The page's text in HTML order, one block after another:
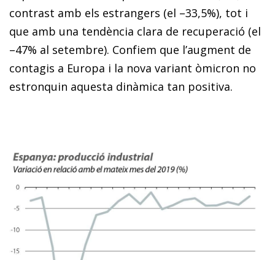
contrast amb els estrangers (el –33,5%), tot i
que amb una tendència clara de recuperació (el
–47% al setembre). Confiem que l’augment de
contagis a Europa i la nova variant òmicron no
estronquin aquesta dinàmica tan positiva.